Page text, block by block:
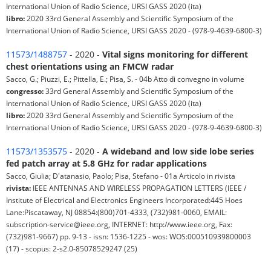
International Union of Radio Science, URSI GASS 2020 (ita)
libro: 2020 33rd General Assembly and Scientific Symposium of the
International Union of Radio Science, URSI GASS 2020 - (978-9-4639-6800-3)
11573/1488757 - 2020 - Vital signs monitoring for different
chest orientations using an FMCW radar
Sacco, G.; Piuzzi, E.; Pittella, E.; Pisa, S. - 04b Atto di convegno in volume
congresso:33rd General Assembly and Scientific Symposium of the
International Union of Radio Science, URSI GASS 2020 (ita)
libro: 2020 33rd General Assembly and Scientific Symposium of the
International Union of Radio Science, URSI GASS 2020 - (978-9-4639-6800-3)
11573/1353575 - 2020 - A wideband and low side lobe series
fed patch array at 5.8 GHz for radar applications
Sacco, Giulia; D'atanasio, Paolo; Pisa, Stefano - 01a Articolo in rivista
rivista: IEEE ANTENNAS AND WIRELESS PROPAGATION LETTERS (IEEE /
Institute of Electrical and Electronics Engineers Incorporated:445 Hoes
Lane:Piscataway, NJ 08854:(800)701-4333, (732)981-0060, EMAIL:
subscription-service@ieee.org, INTERNET: http://www.ieee.org, Fax:
(732)981-9667) pp. 9-13 - issn: 1536-1225 - wos: WOS:000510939800003
(17) - scopus: 2-s2.0-85078529247 (25)